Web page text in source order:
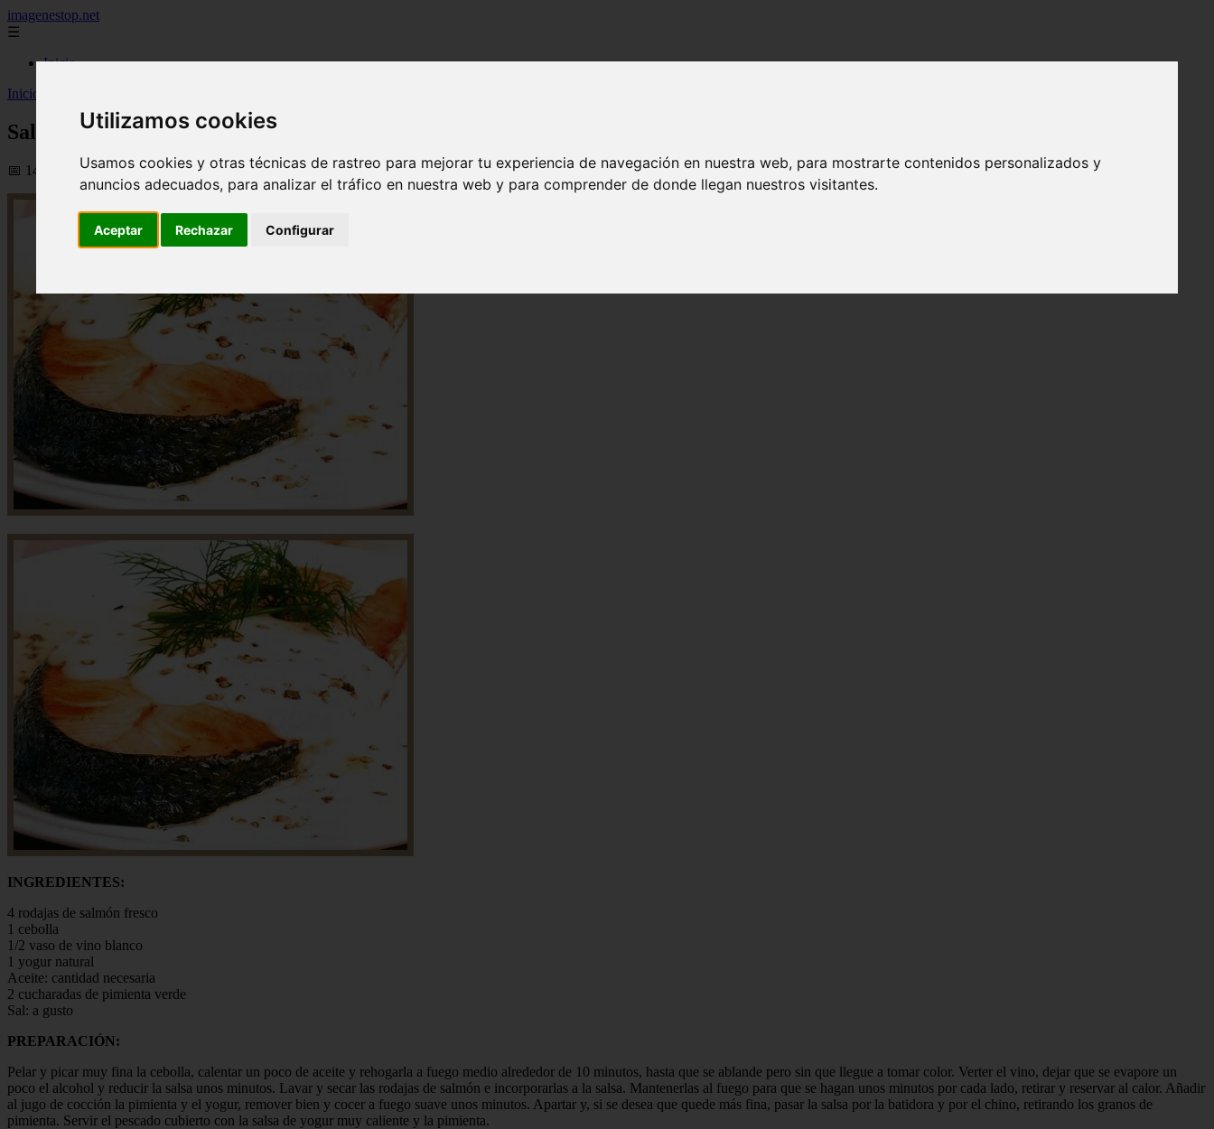
Utilizamos cookies
Usamos cookies y otras técnicas de rastreo para mejorar tu experiencia de navegación en nuestra web, para mostrarte contenidos personalizados y
anuncios adecuados, para analizar el tráfico en nuestra web y para comprender de donde llegan nuestros visitantes.
Aceptar Rechazar Configurar
imagenestop.net
☰
Inicio
Inicio
Salmón a la pimienta
📅 14/05/2024
INGREDIENTES:
4 rodajas de salmón fresco
1 cebolla
1/2 vaso de vino blanco
1 yogur natural
Aceite: cantidad necesaria
2 cucharadas de pimienta verde
Sal: a gusto
PREPARACIÓN:
Pelar y picar muy fina la cebolla, calentar un poco de aceite y rehogarla a fuego medio alrededor de 10 minutos, hasta que se ablande pero sin que llegue a tomar color. Verter el vino, dejar que se evapore un
poco el alcohol y reducir la salsa unos minutos. Lavar y secar las rodajas de salmón e incorporarlas a la salsa. Mantenerlas al fuego para que se hagan unos minutos por cada lado, retirar y reservar al calor. Añadir
al jugo de cocción la pimienta y el yogur, remover bien y cocer a fuego suave unos minutos. Apartar y, si se desea que quede más fina, pasar la salsa por la batidora y por el chino, retirando los granos de
pimienta. Servir el pescado cubierto con la salsa de yogur muy caliente y la pimienta.